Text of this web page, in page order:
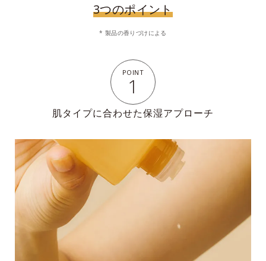
3つのポイント
* 製品の香りづけによる
POINT
1
肌タイプに合わせた保湿アプローチ